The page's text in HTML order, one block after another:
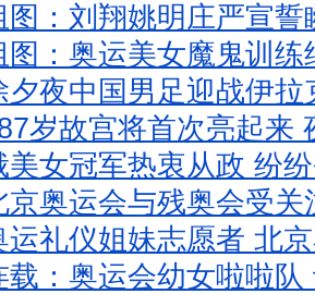
图：刘翔姚明庄严宣
图：奥运美女魔鬼训
夕夜中国男足迎战伊
岁故宫将首次亮起来
美女冠军热衷从政 纷
京奥运会与残奥会受
运礼仪姐妹志愿者 北
载：奥运会幼女啦啦